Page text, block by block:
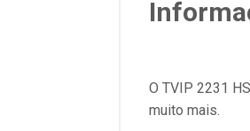
O TVIP 2231
muito mais.